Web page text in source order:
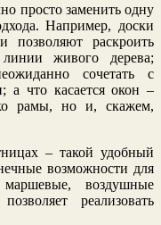
просто заменить одну
Например, доски
позволяют раскроить
живого дерева;
сочетать с
а что касается окон –
рамы, но и, скажем,
– такой удобный
возможности для
воздушные
реализовать